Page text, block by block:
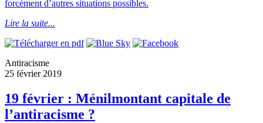
forcément d’autres situations possibles.
Lire la suite...
Antiracisme
25 février 2019
19 février : Ménilmontant capitale de
l’antiracisme ?